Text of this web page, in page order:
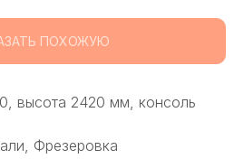
ПОХОЖУЮ
высота 2420 мм, консоль
Фрезеровка